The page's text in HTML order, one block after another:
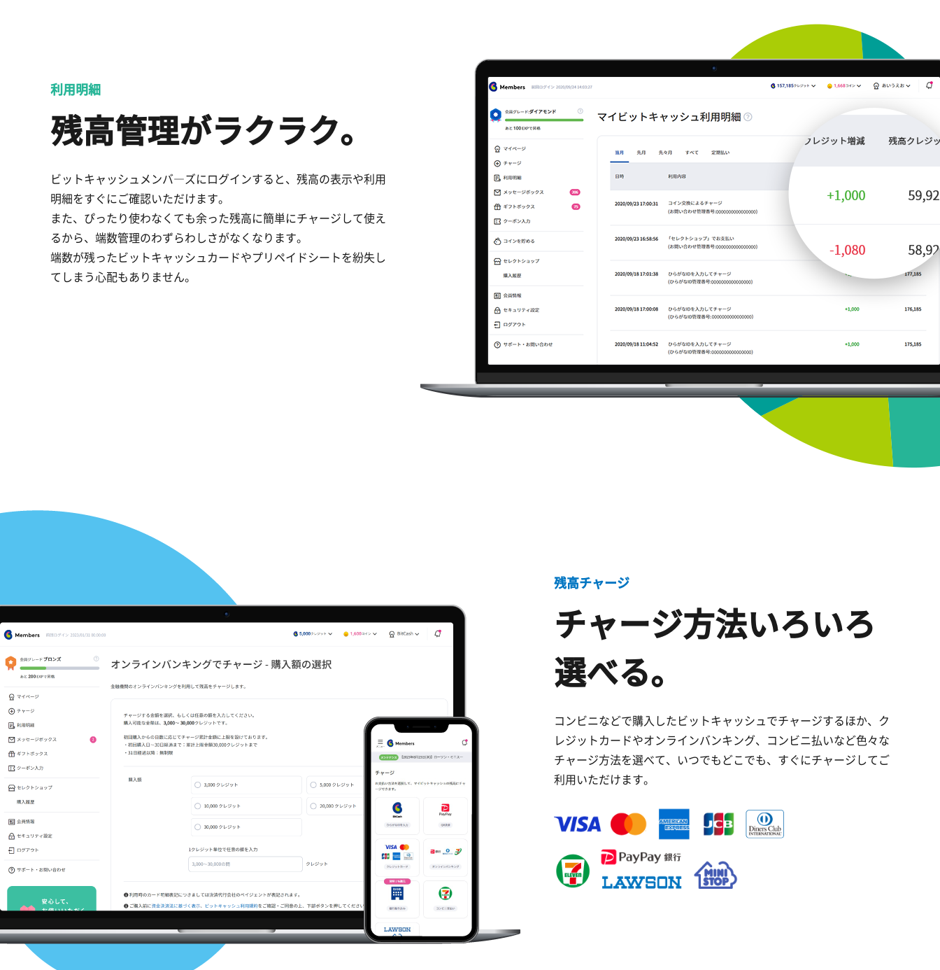
利用明細
残高管理がラクラク。
ビットキャッシュメンバ―ズにログインすると、残高の表示や利用
明細をすぐにご確認いただけます。
また、ぴったり使わなくても余った残高に簡単にチャージして使え
るから、端数管理のわずらわしさがなくなります。
端数が残ったビットキャッシュカードやプリペイドシートを紛失し
てしまう心配もありません。
残高チャージ
チャージ方法いろいろ
選べる。
コンビニなどで購入したビットキャッシュでチャージするほか、ク
レジットカードやオンラインバンキング、コンビニ払いなど色々な
チャージ方法を選べて、いつでもどこでも、すぐにチャージしてご
利用いただけます。